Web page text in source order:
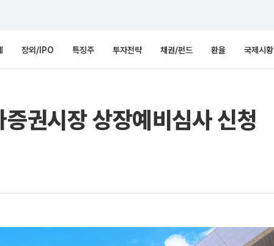
장외/IPO 특징주 투자전략 채권/펀드 환율 국제시황
권시장 상장예비심사 신청